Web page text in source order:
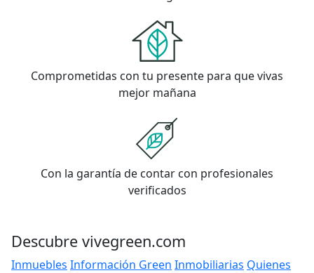
Comprometidas con tu presente para que vivas
mejor mañana
Con la garantía de contar con profesionales
verificados
Descubre vivegreen.com
Inmuebles Información Green Inmobiliarias Quienes